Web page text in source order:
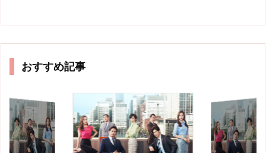
おすすめ記事